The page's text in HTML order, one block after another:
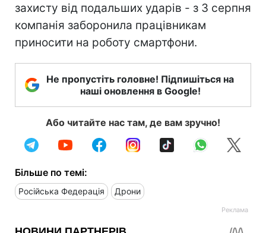
захисту від подальших ударів - з 3 серпня
компанія заборонила працівникам
приносити на роботу смартфони.
Не пропустіть головне! Підпишіться на
наші оновлення в Google!
Або читайте нас там, де вам зручно!
Більше по темі:
Російська Федерація Дрони